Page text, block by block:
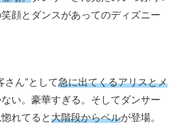
顔とダンスがあってのディズニー
さん”として急に出てくるアリスとメ
い。豪華すぎる。そしてダンサー
れてると大階段からベルが登場。